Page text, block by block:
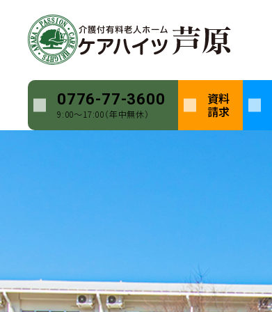
0776-77-3600
9:00〜17:00（年中無休）
資料
請求
ホーム ブログ 脇役も 季節変われば 輝ける